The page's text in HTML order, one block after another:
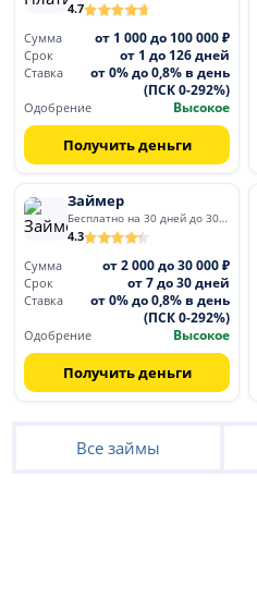
4.7
Сумма
от 1 000 до 100 000 ₽
Срок от 1 до 126 дней
Ставка
от 0% до 0,8% в день
(ПСК 0-292%)
Одобрение Высокое
Получить деньги
Займер
Бесплатно на 30 дней до 30 000
4.3
Сумма
от 2 000 до 30 000 ₽
Срок от 7 до 30 дней
Ставка
от 0% до 0,8% в день
(ПСК 0-292%)
Одобрение Высокое
Получить деньги
Все займы